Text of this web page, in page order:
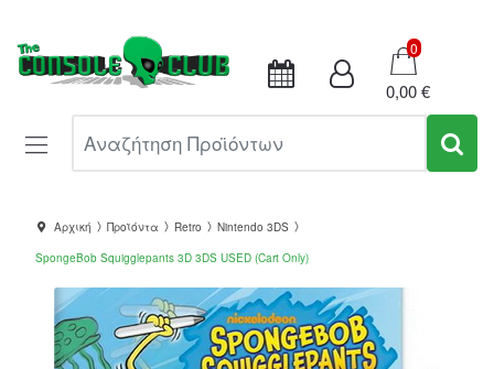
Καλάθι
0
0,00 €
Αρχική Προϊόντα Retro
Nintendo 3DS
SpongeBob Squigglepants 3D 3DS USED (Cart Only)